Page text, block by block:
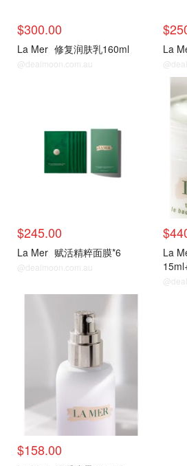
$300.00
La Mer 修复润肤乳160ml
@dealmoon.com.au
La
$245.00
La Mer 赋活精粹面膜*6
@dealmoon.com.au
La
$158.00